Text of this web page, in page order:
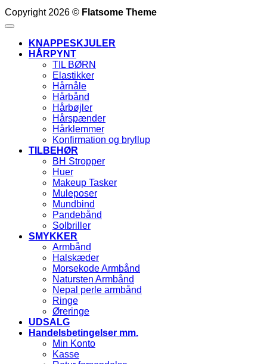
Copyright 2026 © Flatsome Theme
KNAPPESKJULER
HÅRPYNT
TIL BØRN
Elastikker
Hårnåle
Hårbånd
Hårbøjler
Hårspænder
Hårklemmer
Konfirmation og bryllup
TILBEHØR
BH Stropper
Huer
Makeup Tasker
Muleposer
Mundbind
Pandebånd
Solbriller
SMYKKER
Armbånd
Halskæder
Morsekode Armbånd
Natursten Armbånd
Nepal perle armbånd
Ringe
Øreringe
UDSALG
Handelsbetingelser mm.
Min Konto
Kasse